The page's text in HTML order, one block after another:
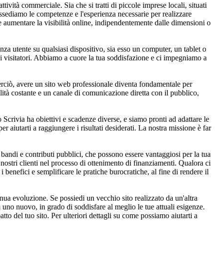
commerciale. Sia che si tratti di piccole imprese locali, situati
le competenze e l'esperienza necessarie per realizzare
la visibilità online, indipendentemente dalle dimensioni o
utente su qualsiasi dispositivo, sia esso un computer, un tablet o
Abbiamo a cuore la tua soddisfazione e ci impegniamo a
avere un sito web professionale diventa fondamentale per
costante e un canale di comunicazione diretta con il pubblico,
ha obiettivi e scadenze diverse, e siamo pronti ad adattare le
aiutarti a raggiungere i risultati desiderati. La nostra missione è far
e contributi pubblici, che possono essere vantaggiosi per la tua
clienti nel processo di ottenimento di finanziamenti. Qualora ci
e semplificare le pratiche burocratiche, al fine di rendere il
evoluzione. Se possiedi un vecchio sito realizzato da un'altra
nuovo, in grado di soddisfare al meglio le tue attuali esigenze.
del tuo sito. Per ulteriori dettagli su come possiamo aiutarti a